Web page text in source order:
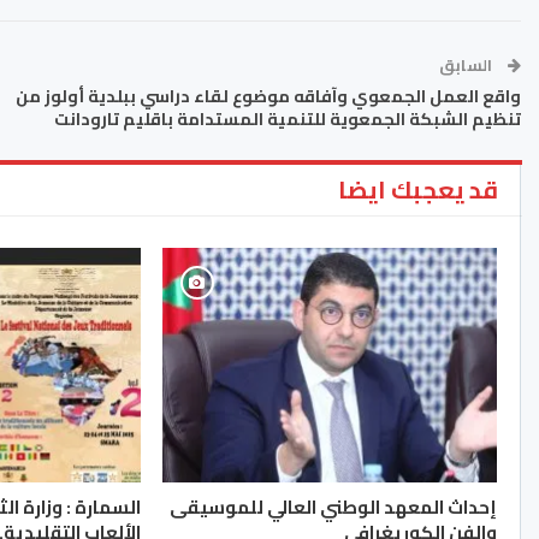
السابق
واقع العمل الجمعوي وآفاقه موضوع لقاء دراسي ببلدية أولوز من
تنظيم الشبكة الجمعوية للتنمية المستدامة باقليم تارودانت
قد يعجبك ايضا
إحداث المعهد الوطني العالي للموسيقى
والفن الكوريغرافي
السمارة : وزارة
الألعاب